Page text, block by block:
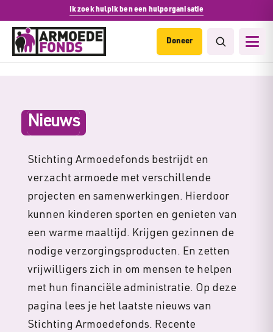
Ik zoek hulpIk ben een hulporganisatie
Doneer
Nieuws
Stichting Armoedefonds bestrijdt en
verzacht armoede met verschillende
projecten en samenwerkingen. Hierdoor
kunnen kinderen sporten en genieten van
een warme maaltijd. Krijgen gezinnen de
nodige verzorgingsproducten. En zetten
vrijwilligers zich in om mensen te helpen
met hun financiële administratie. Op deze
pagina lees je het laatste nieuws van
Stichting Armoedefonds. Recente